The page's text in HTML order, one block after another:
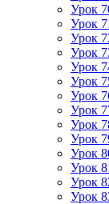
Урок
Урок
Урок
Урок
Урок
Урок
Урок
Урок
Урок
Урок
Урок
Урок
Урок
Урок